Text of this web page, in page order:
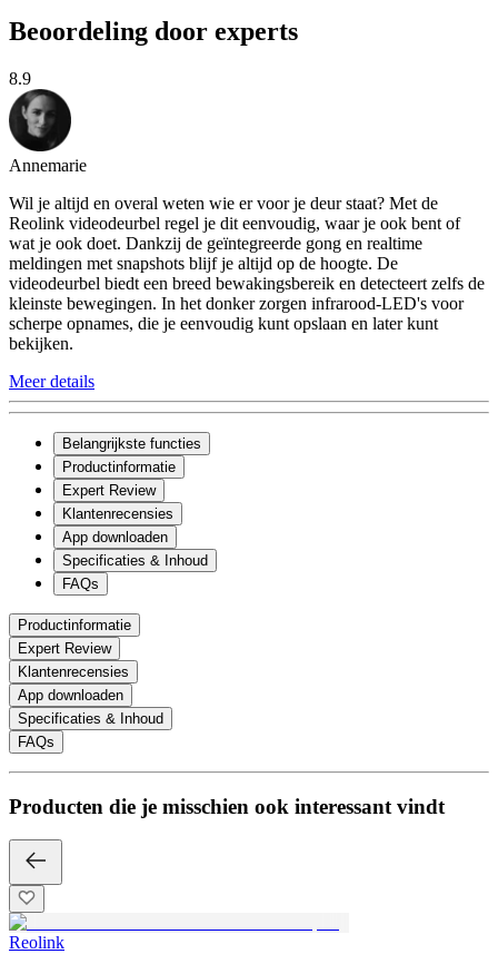
Beoordeling door experts
8.9
Annemarie
Wil je altijd en overal weten wie er voor je deur staat? Met de
Reolink videodeurbel regel je dit eenvoudig, waar je ook bent of
wat je ook doet. Dankzij de geïntegreerde gong en realtime
meldingen met snapshots blijf je altijd op de hoogte. De
videodeurbel biedt een breed bewakingsbereik en detecteert zelfs de
kleinste bewegingen. In het donker zorgen infrarood-LED's voor
scherpe opnames, die je eenvoudig kunt opslaan en later kunt
bekijken.
Meer details
Belangrijkste functies
Productinformatie
Expert Review
Klantenrecensies
App downloaden
Specificaties & Inhoud
FAQs
Productinformatie
Expert Review
Klantenrecensies
App downloaden
Specificaties & Inhoud
FAQs
Producten die je misschien ook interessant vindt
Reolink